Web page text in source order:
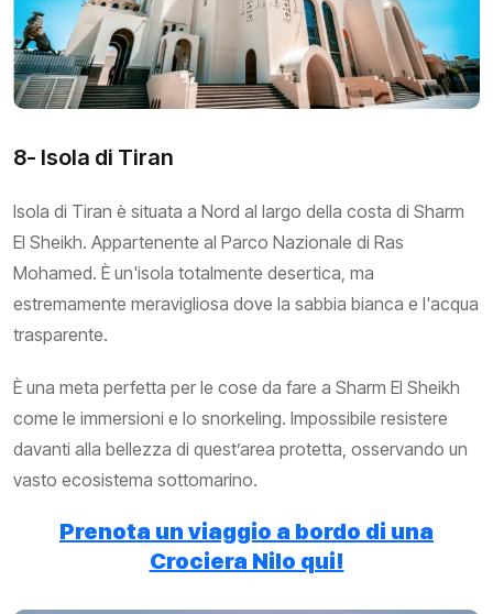
8- Isola di Tiran
Isola di Tiran è situata a Nord al largo della costa di Sharm
El Sheikh. Appartenente al Parco Nazionale di Ras
Mohamed. È un'isola totalmente desertica, ma
estremamente meravigliosa dove la sabbia bianca e l'acqua
trasparente.
È una meta perfetta per le cose da fare a Sharm El Sheikh
come le immersioni e lo snorkeling. Impossibile resistere
davanti alla bellezza di quest’area protetta, osservando un
vasto ecosistema sottomarino.
Prenota un viaggio a bordo di una
Crociera Nilo qui!